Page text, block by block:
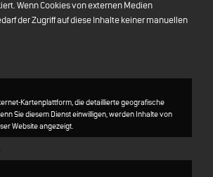
Wenn Cookies von externen Medien
der Zugriff auf diese Inhalte keiner manuellen
Kartenplattform, die detaillierte geografische
Sie diesem Dienst einwilligen, werden Inhalte von
Website angezeigt.